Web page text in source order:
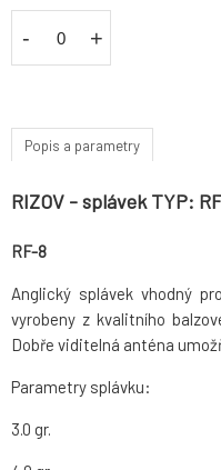
- +
Popis a parametry
RIZOV - splávek TYP:
RF-8
Anglický splávek vhodný
vyrobeny z kvalitního
Dobře viditelná anténa
Parametry splávku:
3.0 gr.